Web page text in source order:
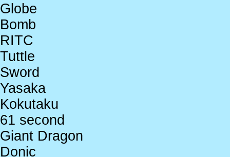
Globe
Bomb
RITC
Tuttle
Sword
Yasaka
Kokutaku
61 second
Giant Dragon
Donic